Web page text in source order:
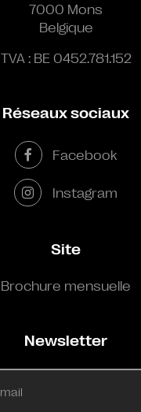
7000 Mons
Belgique
TVA : BE 0452.781.152
Réseaux sociaux
Facebook
Instagram
Site
Brochure mensuelle
Newsletter